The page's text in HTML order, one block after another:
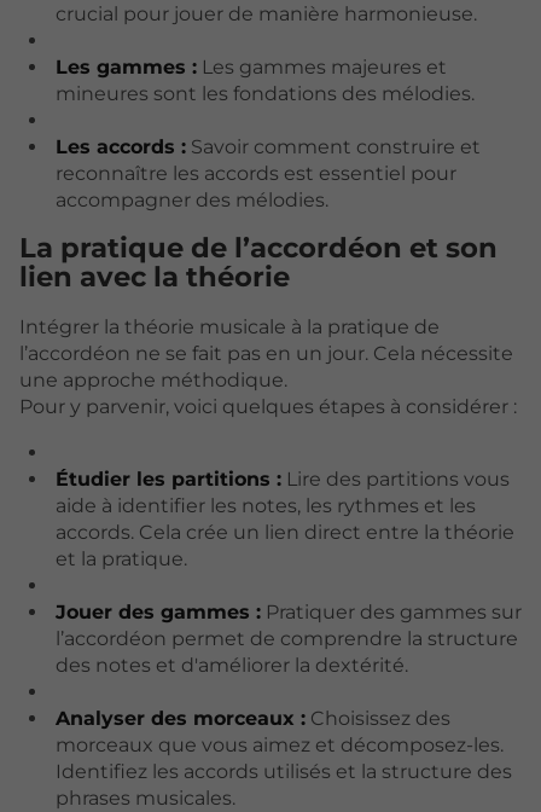
crucial pour jouer de manière harmonieuse.
Les gammes :Les gammes majeures et
mineures sont les fondations des mélodies.
Les accords :Savoir comment construire et
reconnaître les accords est essentiel pour
accompagner des mélodies.
La pratique de l’accordéon et son
lien avec la théorie
Intégrer la théorie musicale à la pratique de
l’accordéon ne se fait pas en un jour. Cela nécessite
une approche méthodique.
Pour y parvenir, voici quelques étapes à considérer :
Étudier les partitions :Lire des partitions vous
aide à identifier les notes, les rythmes et les
accords. Cela crée un lien direct entre la théorie
et la pratique.
Jouer des gammes :Pratiquer des gammes sur
l’accordéon permet de comprendre la structure
des notes et d'améliorer la dextérité.
Analyser des morceaux :Choisissez des
morceaux que vous aimez et décomposez-les.
Identifiez les accords utilisés et la structure des
phrases musicales.